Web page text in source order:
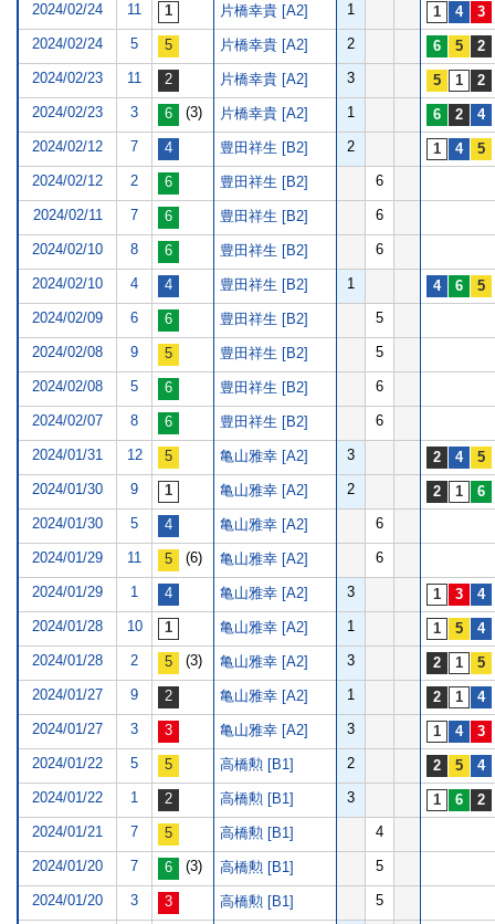
2024/02/24 11 片橋幸貴 [A2] 1
2024/02/24 5 片橋幸貴 [A2] 2
2024/02/23 11 片橋幸貴 [A2] 3
2024/02/23 3 (3) 片橋幸貴 [A2] 1
2024/02/12 7 豊田祥生 [B2] 2
2024/02/12 2 豊田祥生 [B2] 6
2024/02/11 7 豊田祥生 [B2] 6
2024/02/10 8 豊田祥生 [B2] 6
2024/02/10 4 豊田祥生 [B2] 1
2024/02/09 6 豊田祥生 [B2] 5
2024/02/08 9 豊田祥生 [B2] 5
2024/02/08 5 豊田祥生 [B2] 6
2024/02/07 8 豊田祥生 [B2] 6
2024/01/31 12 亀山雅幸 [A2] 3
2024/01/30 9 亀山雅幸 [A2] 2
2024/01/30 5 亀山雅幸 [A2] 6
2024/01/29 11 (6) 亀山雅幸 [A2] 6
2024/01/29 1 亀山雅幸 [A2] 3
2024/01/28 10 亀山雅幸 [A2] 1
2024/01/28 2 (3) 亀山雅幸 [A2] 3
2024/01/27 9 亀山雅幸 [A2] 1
2024/01/27 3 亀山雅幸 [A2] 3
2024/01/22 5 高橋勲 [B1] 2
2024/01/22 1 高橋勲 [B1] 3
2024/01/21 7 高橋勲 [B1] 4
2024/01/20 7 (3) 高橋勲 [B1] 5
2024/01/20 3 高橋勲 [B1] 5